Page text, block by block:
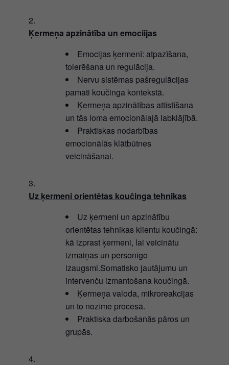
Ķermeņa apzinātība un emociijas
Emocijas ķermenī: atpazīšana,
tolerēšana un regulācija.
Nervu sistēmas pašregulācijas
pamati koučinga kontekstā.
Ķermeņa apzinātības attīstīšana
un tās loma emocionālajā labklājībā.
Praktiskas nodarbības
emocionālās klātbūtnes
veicināšanai.
Uz ķermeni orientētas koučinga tehnikas
Uz ķermeni un apzinātību
orientētas tehnikas klientu koučingā:
kā izprast ķermeni, lai veicinātu
izmaiņas un personīgo
izaugsmi.Somatisko jautājumu un
intervenču izmantošana koučingā.
Ķermeņa valoda, mikroreakcijas
un to nozīme procesā.
Praktiska darbošanās pāros un
grupās.